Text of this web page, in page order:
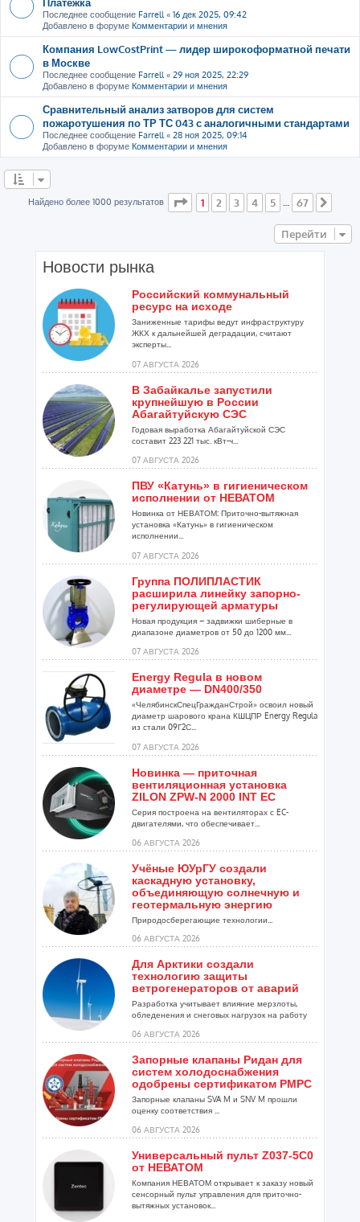
Последнее сообщение Farrell « 16 дек 2025, 09:42
Добавлено в форуме Комментарии и мнения
Компания LowCostPrint — лидер широкоформатной печати
в Москве
Последнее сообщение Farrell « 29 ноя 2025, 22:29
Добавлено в форуме Комментарии и мнения
Сравнительный анализ затворов для систем
пожаротушения по ТР ТС 043 с аналогичными стандартами
Последнее сообщение Farrell « 28 ноя 2025, 09:14
Добавлено в форуме Комментарии и мнения
Найдено более 1000 результатов Страница из 67
1 2 3 4 5 67
Перейти
Новости рынка
Российский коммунальный
ресурс на исходе
Заниженные тарифы ведут инфраструктуру
ЖКХ к дальнейшей деградации, считают
эксперты...
07 АВГУСТА 2026
В Забайкалье запустили
крупнейшую в России
Абагайтуйскую СЭС
Годовая выработка Абагайтуйской СЭС
составит 223 221 тыс. кВт-ч...
07 АВГУСТА 2026
ПВУ «Катунь» в гигиеническом
исполнении от НЕВАТОМ
Новинка от НЕВАТОМ: Приточно-вытяжная
установка «Катунь» в гигиеническом
исполнении...
07 АВГУСТА 2026
Группа ПОЛИПЛАСТИК
расширила линейку запорно-
регулирующей арматуры
Новая продукция – задвижки шиберные в
диапазоне диаметров от 50 до 1200 мм...
07 АВГУСТА 2026
Energy Regula в новом
диаметре — DN400/350
«ЧелябинскСпецГражданСтрой» освоил новый
диаметр шарового крана КШЦПР Energy Regula
из стали 09Г2С...
07 АВГУСТА 2026
Новинка — приточная
вентиляционная установка
ZILON ZPW-N 2000 INT EC
Серия построена на вентиляторах с EC-
двигателями, что обеспечивает...
06 АВГУСТА 2026
Учёные ЮУрГУ создали
каскадную установку,
объединяющую солнечную и
геотермальную энергию
Природосберегающие технологии...
06 АВГУСТА 2026
Для Арктики создали
технологию защиты
ветрогенераторов от аварий
Разработка учитывает влияние мерзлоты,
обледенения и снеговых нагрузок на работу
06 АВГУСТА 2026
Запорные клапаны Ридан для
систем холодоснабжения
одобрены сертификатом РМРС
Запорные клапаны SVA M и SNV M прошли
оценку соответствия ...
06 АВГУСТА 2026
Универсальный пульт Z037-5C0
от НЕВАТОМ
Компания НЕВАТОМ открывает к заказу новый
сенсорный пульт управления для приточно-
вытяжных установок...